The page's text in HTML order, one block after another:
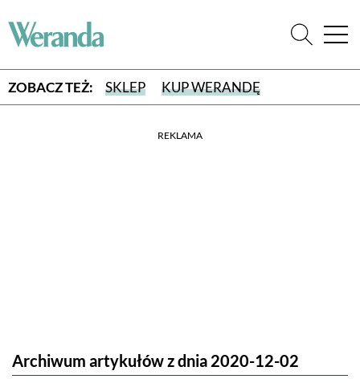
ZOBACZ TEŻ: SKLEP KUP WERANDĘ
REKLAMA
Archiwum artykułów z dnia 2020-12-02